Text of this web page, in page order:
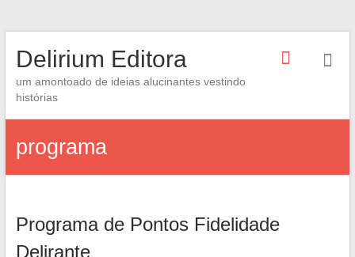
Delirium Editora
um amontoado de ideias alucinantes vestindo
histórias
programa
Programa de Pontos Fidelidade
Delirante